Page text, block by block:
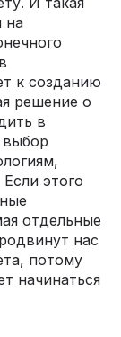
на
к созданию
решение о
в
этого
отдельные
нас
потому
начинаться